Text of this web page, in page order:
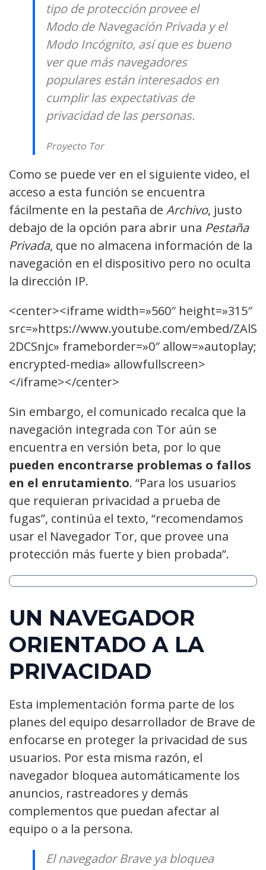
tipo de protección provee el
Modo de Navegación Privada y el
Modo Incógnito, así que es bueno
ver que más navegadores
populares están interesados en
cumplir las expectativas de
privacidad de las personas.
Proyecto Tor
Como se puede ver en el siguiente video, el
acceso a esta función se encuentra
fácilmente en la pestaña de Archivo, justo
debajo de la opción para abrir una Pestaña
Privada, que no almacena información de la
navegación en el dispositivo pero no oculta
la dirección IP.
<center><iframe width=»560″ height=»315″
src=»https://www.youtube.com/embed/ZAlS
2DCSnjc» frameborder=»0″ allow=»autoplay;
encrypted-media» allowfullscreen>
</iframe></center>
Sin embargo, el comunicado recalca que la
navegación integrada con Tor aún se
encuentra en versión beta, por lo que
pueden encontrarse problemas o fallos
en el enrutamiento. “Para los usuarios
que requieran privacidad a prueba de
fugas”, continúa el texto, “recomendamos
usar el Navegador Tor, que provee una
protección más fuerte y bien probada”.
UN NAVEGADOR
ORIENTADO A LA
PRIVACIDAD
Esta implementación forma parte de los
planes del equipo desarrollador de Brave de
enfocarse en proteger la privacidad de sus
usuarios. Por esta misma razón, el
navegador bloquea automáticamente los
anuncios, rastreadores y demás
complementos que puedan afectar al
equipo o a la persona.
El navegador Brave ya bloquea